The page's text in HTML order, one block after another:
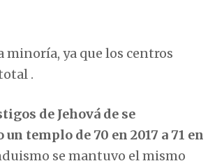
ya que los centros
.
de Jehová de se
templo de 70 en 2017 a 71 en
se mantuvo el mismo